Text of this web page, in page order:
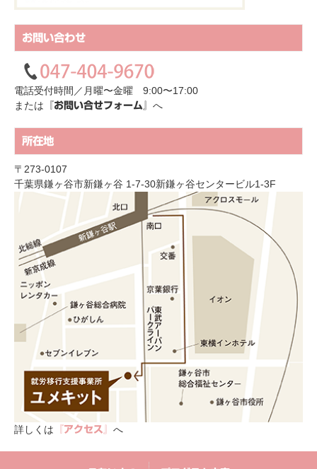
お問い合わせ
電話受付時間／月曜〜金曜 9:00〜17:00
または 『お問い合せフォーム』 へ
所在地
〒273-0107
千葉県鎌ヶ谷市新鎌ヶ谷 1-7-30新鎌ヶ谷センタービル1-3F
詳しくは 『アクセス』 へ